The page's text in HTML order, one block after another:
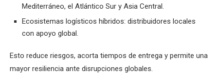
Mediterráneo, el Atlántico Sur y Asia Central.
Ecosistemas logísticos híbridos: distribuidores locales
con apoyo global.
Esto reduce riesgos, acorta tiempos de entrega y permite una
mayor resiliencia ante disrupciones globales.